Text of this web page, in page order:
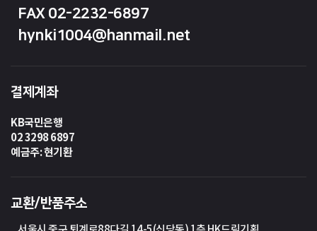
FAX 02-2232-6897
hynki1004@hanmail.net
결제계좌
KB국민은행
02 3298 6897
예금주: 현기환
교환/반품주소